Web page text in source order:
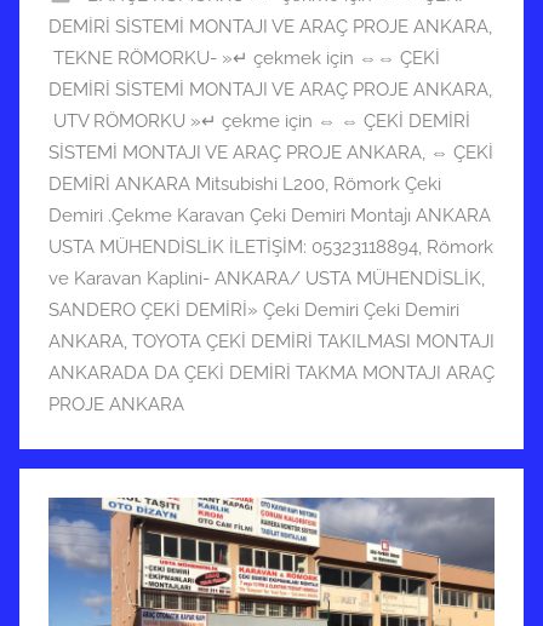
DEMİRİ SİSTEMİ MONTAJI VE ARAÇ PROJE ANKARA,
TEKNE RÖMORKU- »↵ çekmek için ⇔⇔ ÇEKİ
DEMİRİ SİSTEMİ MONTAJI VE ARAÇ PROJE ANKARA,
UTV RÖMORKU »↵ çekme için ⇔ ⇔ ÇEKİ DEMİRİ
SİSTEMİ MONTAJI VE ARAÇ PROJE ANKARA, ⇔ ÇEKİ
DEMİRİ ANKARA Mitsubishi L200, Römork Çeki
Demiri .Çekme Karavan Çeki Demiri Montajı ANKARA
USTA MÜHENDİSLİK İLETİŞİM: 05323118894, Römork
ve Karavan Kaplini- ANKARA/ USTA MÜHENDİSLİK,
SANDERO ÇEKİ DEMİRİ» Çeki Demiri Çeki Demiri
ANKARA, TOYOTA ÇEKİ DEMİRİ TAKILMASI MONTAJI
ANKARADA DA ÇEKİ DEMİRİ TAKMA MONTAJI ARAÇ
PROJE ANKARA